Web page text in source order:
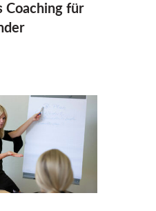
Coaching für